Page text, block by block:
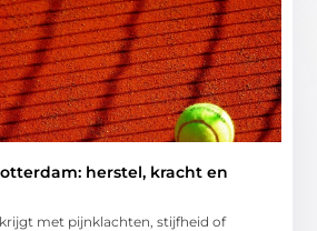
herstel, kracht en
met pijnklachten, stijfheid of